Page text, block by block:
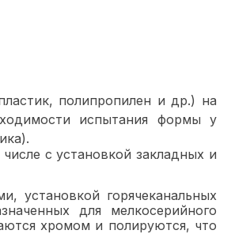
полипропилен и др.) на
испытания формы у
с установкой закладных и
установкой горячеканальных
для мелкосерийного
хромом и полируются, что